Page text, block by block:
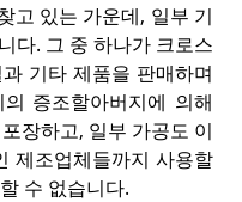
고 있는 가운데, 일부 기
다. 그 중 하나가 크로스
기타 제품을 판매하며
증조할아버지에 의해
장하고, 일부 가공도 이
제조업체들까지 사용할
수 없습니다.